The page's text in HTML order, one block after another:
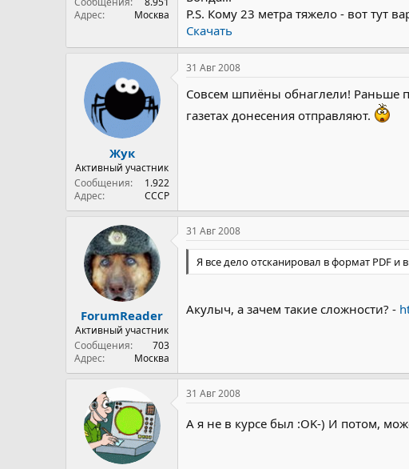
Адрес
Москва
P.S. Кому 23 метра тяжело - вот тут
Скачать
Жук
Активный участник
Сообщения
1.922
Адрес
СССР
31 Авг 2008
Совсем шпиёны обнаглели! Раньше
газетах донесения отправляют.
ForumReader
Активный участник
Сообщения
703
Адрес
Москва
31 Авг 2008
Я все дело отсканировал в формат PDF
Акулыч, а зачем такие сложности? -
31 Авг 2008
А я не в курсе был :OK-) И потом,